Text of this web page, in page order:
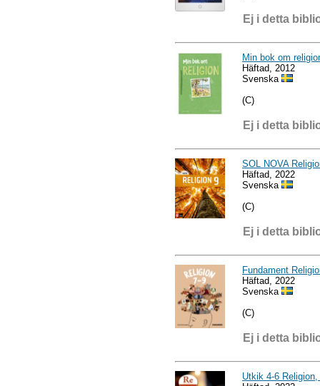
Ej i detta
Min bok om
Häftad, 2012
Svenska
(C)
Ej i detta
SOL NOVA
Häftad, 2022
Svenska
(C)
Ej i detta
Fundament
Häftad, 2022
Svenska
(C)
Ej i detta
Utkik 4-6